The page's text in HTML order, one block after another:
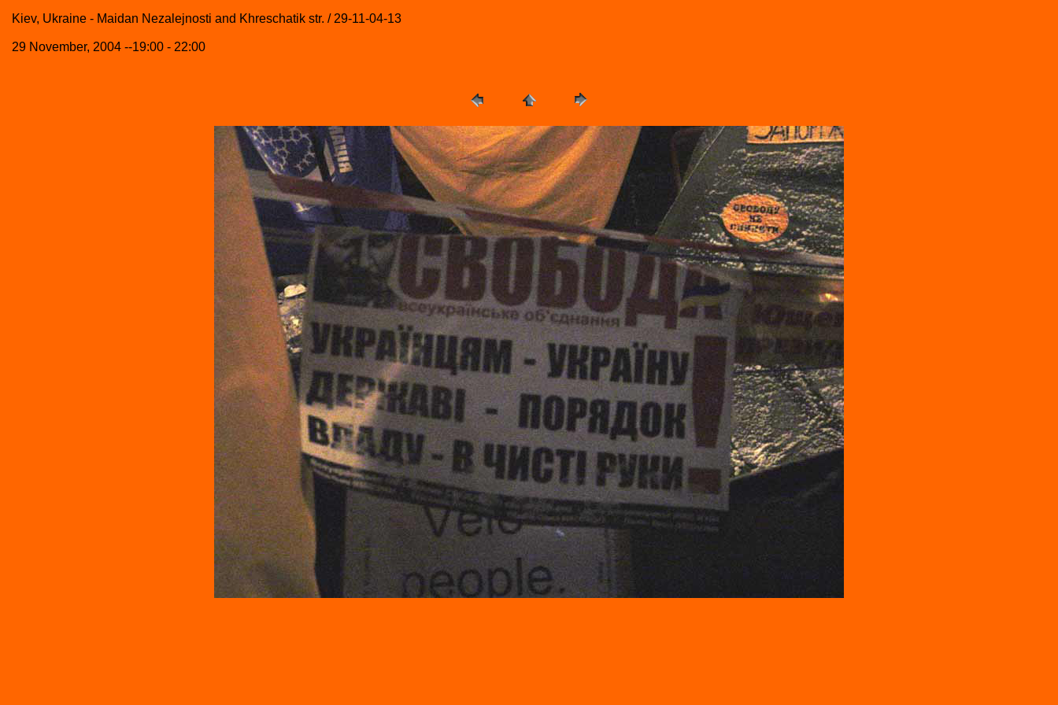
Kiev, Ukraine - Maidan Nezalejnosti and Khreschatik str. / 29-11-04-13
29 November, 2004 --19:00 - 22:00